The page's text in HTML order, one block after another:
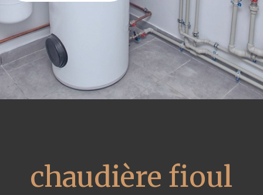
chaudière fioul